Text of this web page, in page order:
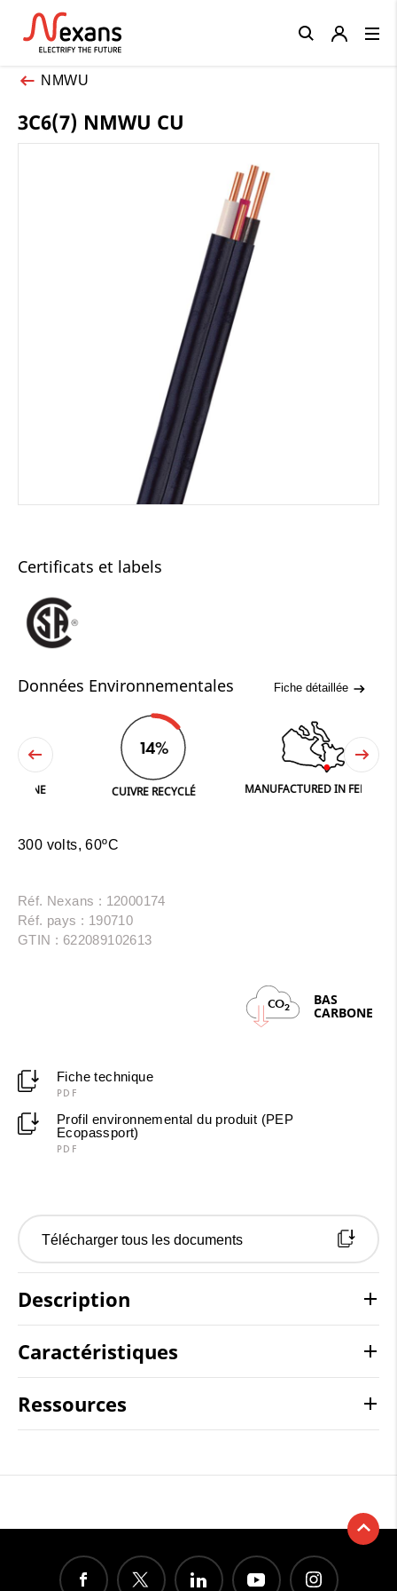
NMWU
3C6(7) NMWU CU
Certificats et labels
Données Environnementales Fiche détaillée
14%
CUIVRE RECYCLÉ MANUFACTURED IN FERGUS
300 volts, 60ºC
Réf. Nexans : 12000174
Réf. pays : 190710
GTIN : 622089102613
CO2 BAS
CARBONE
Fiche technique
PDF
Profil environnemental du produit (PEP
Ecopassport)
PDF
Télécharger tous les documents
Description
Caractéristiques
Ressources
Close